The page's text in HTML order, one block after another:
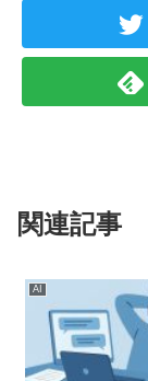
関連記事
AI